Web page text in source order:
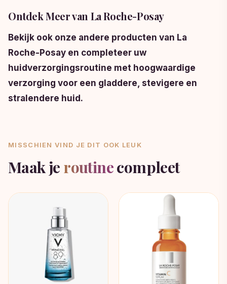
Ontdek Meer van La Roche-Posay
Bekijk ook onze andere producten van La
Roche-Posay en completeer uw
huidverzorgingsroutine met hoogwaardige
verzorging voor een gladdere, stevigere en
stralendere huid.
MISSCHIEN VIND JE DIT OOK LEUK
Maak je routinecompleet